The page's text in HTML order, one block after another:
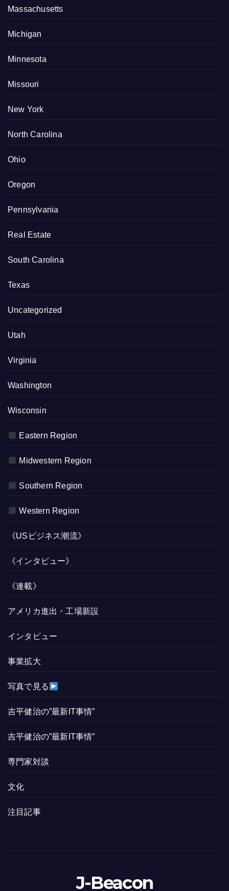
Massachusetts
Michigan
Minnesota
Missouri
New York
North Carolina
Ohio
Oregon
Pennsylvania
Real Estate
South Carolina
Texas
Uncategorized
Utah
Virginia
Washington
Wisconsin
Eastern Region
Midwestern Region
Southern Region
Western Region
《USビジネス潮流》
《インタビュー》
《連載》
アメリカ進出・工場新設
インタビュー
事業拡大
写真で見る
吉平健治の”最新IT事情”
吉平健治の”最新IT事情”
専門家対談
文化
注目記事
J-Beacon